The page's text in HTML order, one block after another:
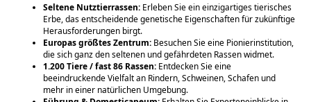
Seltene Nutztierrassen: Erleben Sie ein einzigartiges tierisches
Erbe, das entscheidende genetische Eigenschaften für zukünftige
Herausforderungen birgt.
Europas größtes Zentrum: Besuchen Sie eine Pionierinstitution,
die sich ganz den seltenen und gefährdeten Rassen widmet.
1.200 Tiere / fast 86 Rassen: Entdecken Sie eine
beeindruckende Vielfalt an Rindern, Schweinen, Schafen und
mehr in einer natürlichen Umgebung.